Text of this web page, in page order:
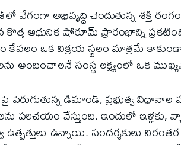
వేగంగా అభివృద్ధి చెందుతున్న శక్తి
ఆధునిక షోరూమ్ ప్రారంభాన్ని
ఒక విక్రయ స్థలం మాత్రమే
అందించాలనే సంస్థ లక్ష్యంలో ఒక
పెరుగుతున్న డిమాండ్, ప్రభుత్వ విధానాల
పరిచయం చేస్తుంది. ఇందులో ఇళ్లకు,
ఉన్నాయి. సందర్శకులు నిరంతర